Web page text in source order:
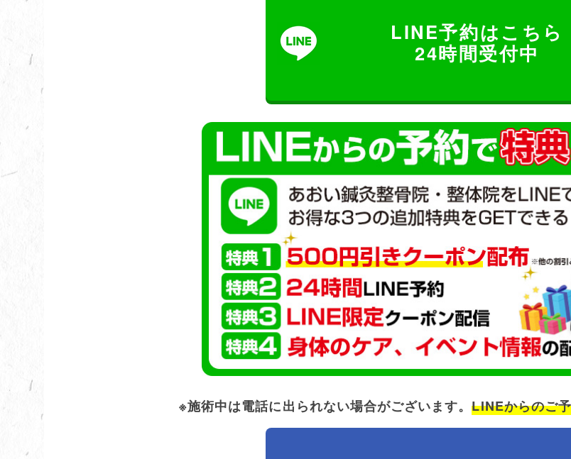
LINE予約はこちら
24時間受付中
※施術中は電話に出られない場合がございます。LINEからのご